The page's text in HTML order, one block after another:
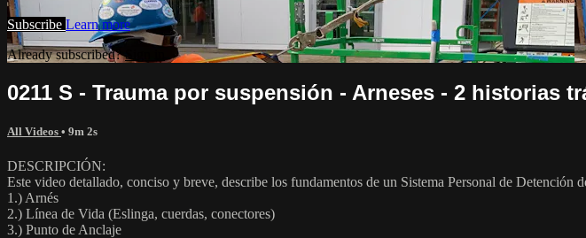
Subscribe Learn more
Already subscribed?Sign in
0211 S - Trauma por suspensión - Arneses - 2 historias
All Videos • 9m 2s
DESCRIPCIÓN:
Este video detallado, conciso y breve, describe los fundamentos de un Sistema Personal de Detención
1.) Arnés
2.) Línea de Vida (Eslinga, cuerdas, conectores)
3.) Punto de Anclaje